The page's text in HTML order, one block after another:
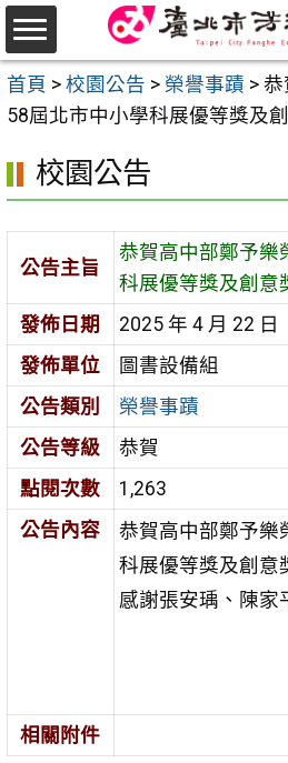
跳
至
主
要
區
首頁 > 校園公告 > 榮譽事蹟 > 恭
58屆北市中小學科展優等獎及
校園公告
公告主旨
恭賀高中部鄭予樂
科展優等獎及創意
發佈日期
2025 年 4 月 22 日
發佈單位
圖書設備組
公告類別
榮譽事蹟
公告等級
恭賀
點閱次數
1,263
公告內容
恭賀高中部鄭予樂
科展優等獎及創意
感謝張安瑀、陳家
相關附件
選
單